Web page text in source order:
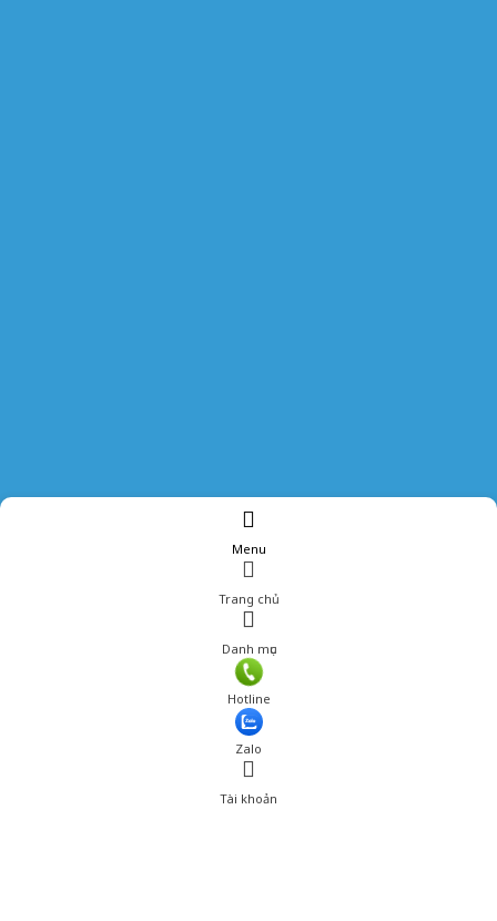
Menu
Trang chủ
Danh mục
Hotline
Zalo
Tài khoản